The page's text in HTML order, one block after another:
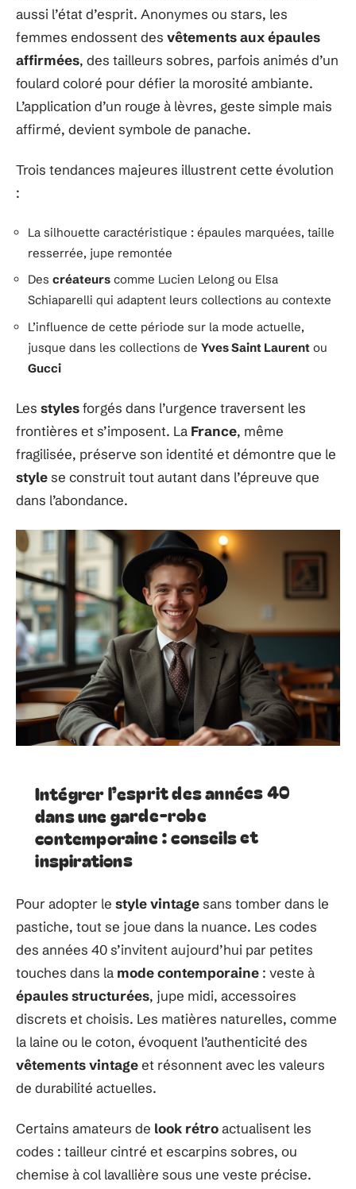
aussi l’état d’esprit. Anonymes ou stars, les
femmes endossent des vêtements aux épaules
affirmées, des tailleurs sobres, parfois animés d’un
foulard coloré pour défier la morosité ambiante.
L’application d’un rouge à lèvres, geste simple mais
affirmé, devient symbole de panache.
Trois tendances majeures illustrent cette évolution
:
La silhouette caractéristique : épaules marquées, taille
resserrée, jupe remontée
Des créateurs comme Lucien Lelong ou Elsa
Schiaparelli qui adaptent leurs collections au contexte
L’influence de cette période sur la mode actuelle,
jusque dans les collections de Yves Saint Laurent ou
Gucci
Les stylesforgés dans l’urgence traversent les
frontières et s’imposent. La France, même
fragilisée, préserve son identité et démontre que le
stylese construit tout autant dans l’épreuve que
dans l’abondance.
Intégrer l’esprit des années 40
dans une garde-robe
contemporaine : conseils et
inspirations
Pour adopter le style vintagesans tomber dans le
pastiche, tout se joue dans la nuance. Les codes
des années 40 s’invitent aujourd’hui par petites
touches dans la mode contemporaine : veste à
épaules structurées, jupe midi, accessoires
discrets et choisis. Les matières naturelles, comme
la laine ou le coton, évoquent l’authenticité des
vêtements vintageet résonnent avec les valeurs
de durabilité actuelles.
Certains amateurs de look rétroactualisent les
codes : tailleur cintré et escarpins sobres, ou
chemise à col lavallière sous une veste précise.